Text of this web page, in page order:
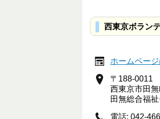
西東京ボラン
ホームペー
〒188-0011
西東京市田
田無総合福
電話: 042-